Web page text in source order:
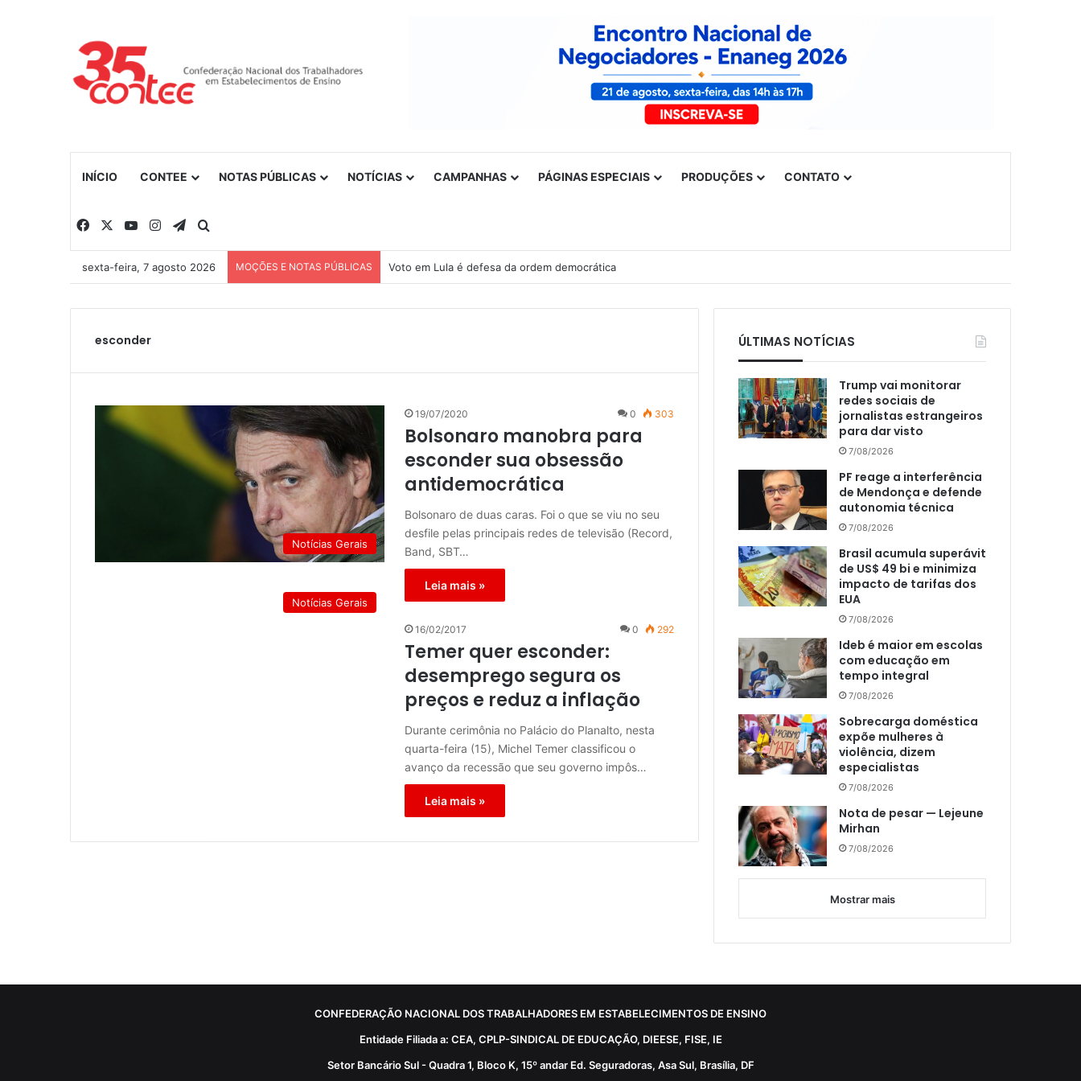
INÍCIO CONTEE NOTAS PÚBLICAS NOTÍCIAS CAMPANHAS PÁGINAS ESPECIAIS PRODUÇÕES CONTATO
Facebook YouTubeInstagramTelegram
sexta-feira, 7 agosto 2026 MOÇÕES E NOTAS PÚBLICAS Voto em Lula é defesa da ordem democrática
esconder
Notícias Gerais
19/07/2020 0 303
Bolsonaro manobra para
esconder sua obsessão
antidemocrática
Bolsonaro de duas caras. Foi o que se viu no seu
desfile pelas principais redes de televisão (Record,
Band, SBT…
Leia mais »
Notícias Gerais
16/02/2017 0 292
Temer quer esconder:
desemprego segura os
preços e reduz a inflação
Durante cerimônia no Palácio do Planalto, nesta
quarta-feira (15), Michel Temer classificou o
avanço da recessão que seu governo impôs…
Leia mais »
ÚLTIMAS NOTÍCIAS
Trump vai monitorar
redes sociais de
jornalistas estrangeiros
para dar visto
7/08/2026
PF reage a interferência
de Mendonça e defende
autonomia técnica
7/08/2026
Brasil acumula superávit
de US$ 49 bi e minimiza
impacto de tarifas dos
EUA
7/08/2026
Ideb é maior em escolas
com educação em
tempo integral
7/08/2026
Sobrecarga doméstica
expõe mulheres à
violência, dizem
especialistas
7/08/2026
Nota de pesar — Lejeune
Mirhan
7/08/2026
Mostrar mais
CONFEDERAÇÃO NACIONAL DOS TRABALHADORES EM ESTABELECIMENTOS DE ENSINO
Entidade Filiada a: CEA, CPLP-SINDICAL DE EDUCAÇÃO, DIEESE, FISE, IE
Setor Bancário Sul - Quadra 1, Bloco K, 15º andar Ed. Seguradoras, Asa Sul, Brasília, DF